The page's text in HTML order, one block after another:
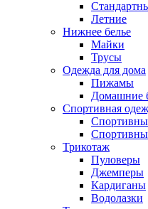
Летние
Нижнее белье
Майки
Трусы
Одежда для дома
Пижамы
Домашние
Спортивная
Трикотаж
Пуловеры
Джемперы
Кардиганы
Водолазки